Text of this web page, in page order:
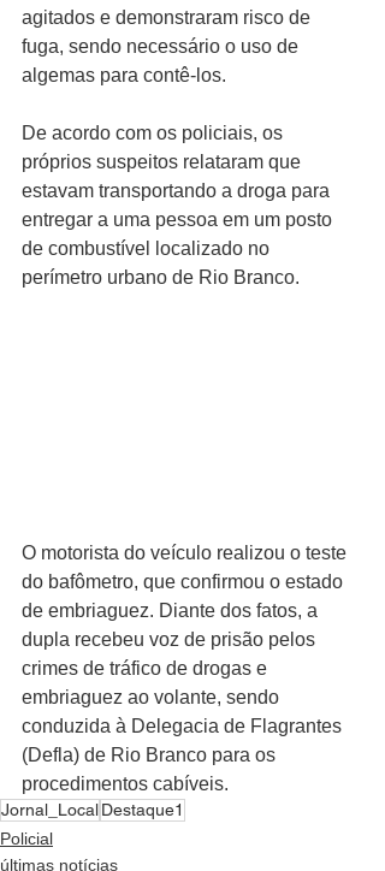
agitados e demonstraram risco de
fuga, sendo necessário o uso de
algemas para contê-los.
De acordo com os policiais, os
próprios suspeitos relataram que
estavam transportando a droga para
entregar a uma pessoa em um posto
de combustível localizado no
perímetro urbano de Rio Branco.
O motorista do veículo realizou o teste
do bafômetro, que confirmou o estado
de embriaguez. Diante dos fatos, a
dupla recebeu voz de prisão pelos
crimes de tráfico de drogas e
embriaguez ao volante, sendo
conduzida à Delegacia de Flagrantes
(Defla) de Rio Branco para os
procedimentos cabíveis.
Jornal_LocalDestaque1
Policial
últimas notícias